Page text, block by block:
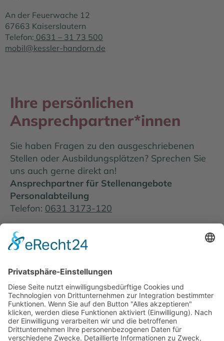
An der Feuerwache 12
67663 Kaiserslautern
Telefon: 0631 – 31 73 500
mobil@kessler-handorn.de
Ihre persönlichen
Ansprechpartner*innen
Sie haben Fragen zu den ausgeschriebenen
Stellen oder Ausbildungsplätzen? Sprechen Sie
uns auch gerne direkt an!
Ansprechpartner für Stellenangebote
Personalabteilung
Telefon: 0631 3173-120
Ansprechpartner für Ausbildungsplätze
Sophie Altvater und Thobias Münch
Telefon: 0631 3173-150